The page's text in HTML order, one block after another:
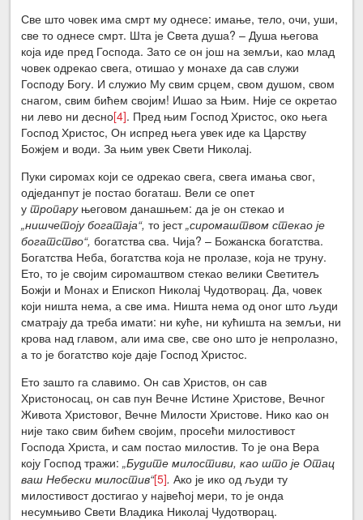
Све што човек има смрт му однесе: имање, тело, очи, уши,
све то однесе смрт. Шта је Света душа? – Душа његова
која иде пред Господа. Зато се он још на земљи, као млад
човек одрекао свега, отишао у монахе да сав служи
Господу Богу. И служио Му свим срцем, свом душом, свом
снагом, свим бићем својим! Ишао за Њим. Није се окретао
ни лево ни десно[4]. Пред њим Господ Христос, око њега
Господ Христос, Он испред њега увек иде ка Царству
Божјем и води. За њим увек Свети Николај.
Пуки сиромах који се одрекао свега, свега имања свог,
одједанпут је постао богаташ. Вели се опет
утропаруњеговом данашњем: да је он стекао и
„нишчетоју богатаја“,то јест„сиромаштвом стекао је
богатство“, богатства сва. Чија? – Божанска богатства.
Богатства Неба, богатства која не пролазе, која не труну.
Ето, то је својим сиромаштвом стекао велики Светитељ
Божји и Монах и Епископ Николај Чудотворац. Да, човек
који ништа нема, а све има. Ништа нема од оног што људи
сматрају да треба имати: ни куће, ни кућишта на земљи, ни
крова над главом, али има све, све оно што је непролазно,
а то је богатство које даје Господ Христос.
Ето зашто га славимо. Он сав Христов, он сав
Христоносац, он сав пун Вечне Истине Христове, Вечног
Живота Христовог, Вечне Милости Христове. Нико као он
није тако свим бићем својим, просећи милостивост
Господа Христа, и сам постао милостив. То је она Вера
коју Господ тражи:„Будите милостиви, као што је Отац
ваш Небески милостив“[5]. Ако је ико од људи ту
милостивост достигао у највећој мери, то је онда
несумњиво Свети Владика Николај Чудотворац.